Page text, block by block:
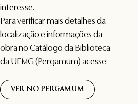
interesse.
Para verificar mais detalhes da
localização e informações da
obra no Catálogo da Biblioteca
da UFMG (Pergamum) acesse:
VER NO PERGAMUM